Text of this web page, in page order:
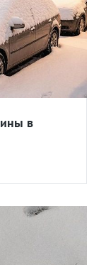
в